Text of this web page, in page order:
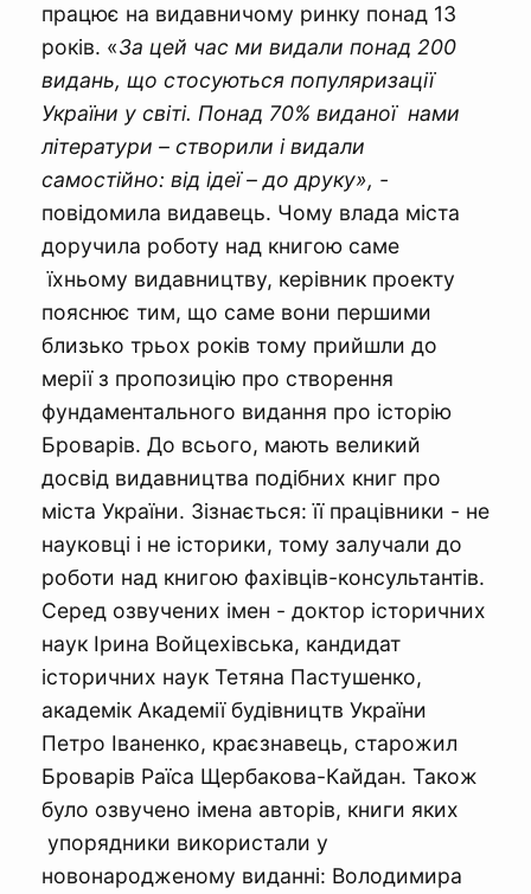
працює на видавничому ринку понад 13
років. «За цей час ми видали понад 200
видань, що стосуються популяризації
України у світі. Понад 70% виданої нами
літератури – створили і видали
самостійно: від ідеї – до друку», -
повідомила видавець. Чому влада міста
доручила роботу над книгою саме
їхньому видавництву, керівник проекту
пояснює тим, що саме вони першими
близько трьох років тому прийшли до
мерії з пропозицію про створення
фундаментального видання про історію
Броварів. До всього, мають великий
досвід видавництва подібних книг про
міста України. Зізнається: її працівники - не
науковці і не історики, тому залучали до
роботи над книгою фахівців-консультантів.
Серед озвучених імен - доктор історичних
наук Ірина Войцехівська, кандидат
історичних наук Тетяна Пастушенко,
академік Академії будівництв України
Петро Іваненко, краєзнавець, старожил
Броварів Раїса Щербакова-Кайдан. Також
було озвучено імена авторів, книги яких
упорядники використали у
новонародженому виданні: Володимира